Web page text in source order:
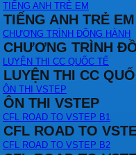
TIẾNG ANH TRẺ EM
TIẾNG ANH TRẺ EM
CHƯƠNG TRÌNH ĐỒNG HÀNH
CHƯƠNG TRÌNH
LUYỆN THI CC QUỐC TẾ
LUYỆN THI CC
ÔN THI VSTEP
ÔN THI VSTEP
CFL ROAD TO VSTEP B1
CFL ROAD TO
CFL ROAD TO VSTEP B2